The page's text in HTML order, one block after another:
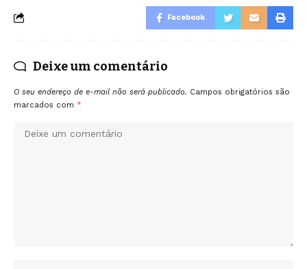
Facebook
Deixe um comentário
O seu endereço de e-mail não será publicado. Campos obrigatórios são
marcados com *